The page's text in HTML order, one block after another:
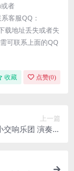
者
客服QQ：
载地址丢失或者失
可联系上面的QQ
收藏 点赞(0)
上一篇
响乐团 演奏厅